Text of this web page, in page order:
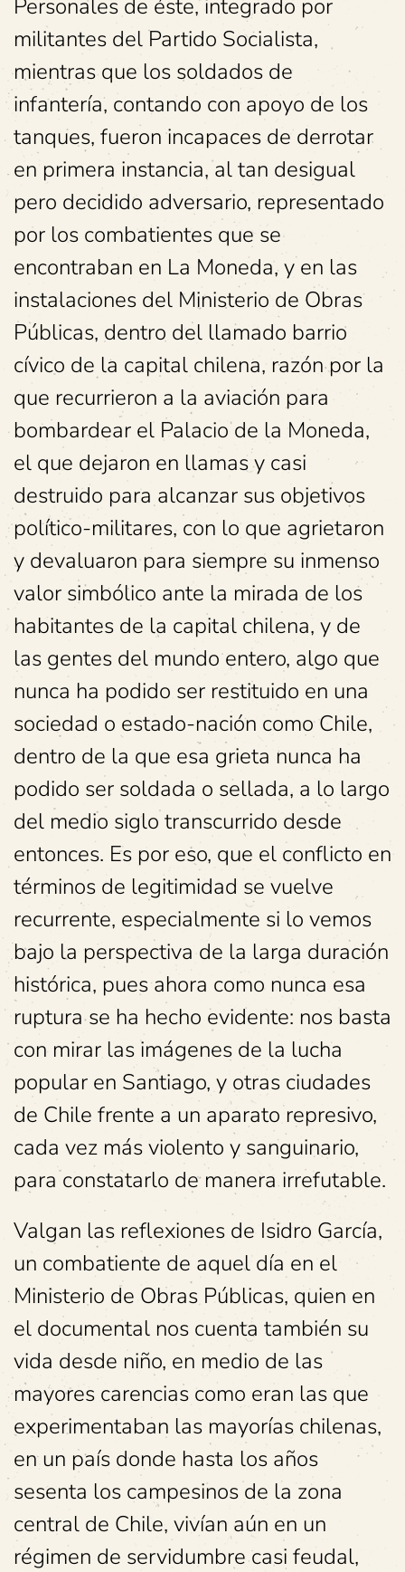
Personales de éste, integrado por
militantes del Partido Socialista,
mientras que los soldados de
infantería, contando con apoyo de los
tanques, fueron incapaces de derrotar
en primera instancia, al tan desigual
pero decidido adversario, representado
por los combatientes que se
encontraban en La Moneda, y en las
instalaciones del Ministerio de Obras
Públicas, dentro del llamado barrio
cívico de la capital chilena, razón por la
que recurrieron a la aviación para
bombardear el Palacio de la Moneda,
el que dejaron en llamas y casi
destruido para alcanzar sus objetivos
político-militares, con lo que agrietaron
y devaluaron para siempre su inmenso
valor simbólico ante la mirada de los
habitantes de la capital chilena, y de
las gentes del mundo entero, algo que
nunca ha podido ser restituido en una
sociedad o estado-nación como Chile,
dentro de la que esa grieta nunca ha
podido ser soldada o sellada, a lo largo
del medio siglo transcurrido desde
entonces. Es por eso, que el conflicto en
términos de legitimidad se vuelve
recurrente, especialmente si lo vemos
bajo la perspectiva de la larga duración
histórica, pues ahora como nunca esa
ruptura se ha hecho evidente: nos basta
con mirar las imágenes de la lucha
popular en Santiago, y otras ciudades
de Chile frente a un aparato represivo,
cada vez más violento y sanguinario,
para constatarlo de manera irrefutable.
Valgan las reflexiones de Isidro García,
un combatiente de aquel día en el
Ministerio de Obras Públicas, quien en
el documental nos cuenta también su
vida desde niño, en medio de las
mayores carencias como eran las que
experimentaban las mayorías chilenas,
en un país donde hasta los años
sesenta los campesinos de la zona
central de Chile, vivían aún en un
régimen de servidumbre casi feudal,